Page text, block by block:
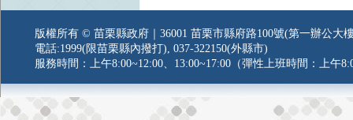
版權所有 © 苗栗縣政府｜36001 苗栗市縣府路100號(第一辦公大
電話:1999(限苗栗縣內撥打), 037-322150(外縣市)
服務時間：上午8:00~12:00、13:00~17:00（彈性上班時間：上午